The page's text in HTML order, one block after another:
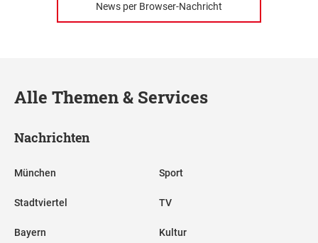
News per Browser-Nachricht
Alle Themen & Services
Nachrichten
München
Stadtviertel
Bayern
Sport
TV
Kultur